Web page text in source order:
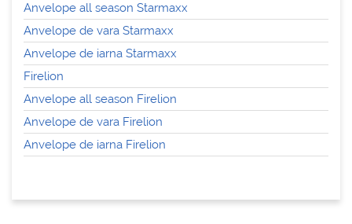
Anvelope all season Starmaxx
Anvelope de vara Starmaxx
Anvelope de iarna Starmaxx
Firelion
Anvelope all season Firelion
Anvelope de vara Firelion
Anvelope de iarna Firelion